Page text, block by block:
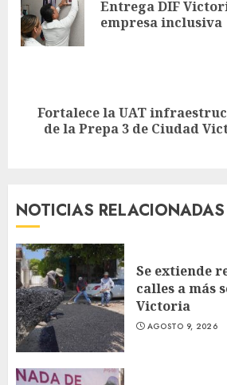
Entrega DIF
empresa inclusiva
Siguiente
entrada:
Fortalece la UAT
de la Prepa 3 de Ciudad
NOTICIAS RELACIONADAS
Se extiende
calles a más
Victoria
AGOSTO 9, 2026